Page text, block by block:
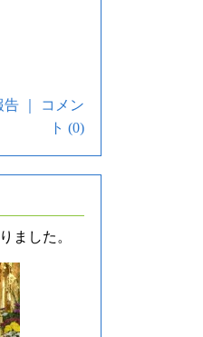
告
コメン
ト (0)
ました。